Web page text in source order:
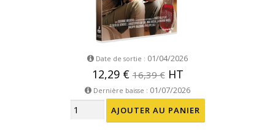
Date de sortie : 01/04/2026
12,29 €16,39 €HT
Dernière baisse : 01/07/2026